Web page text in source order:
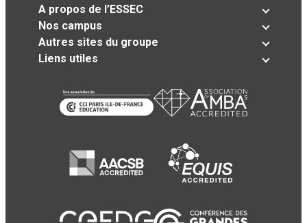
A propos de l’ESSEC
Nos campus
Autres sites du groupe
Liens utiles